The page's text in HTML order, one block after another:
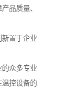
品质量、
置于企业
众多专业
温控设备的